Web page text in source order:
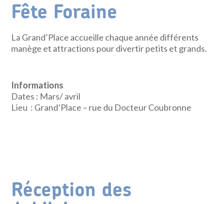
Fête Foraine
La Grand’Place accueille chaque année différents
manège et attractions pour divertir petits et grands.
Informations
Dates : Mars/ avril
Lieu : Grand’Place – rue du Docteur Coubronne
Réception des